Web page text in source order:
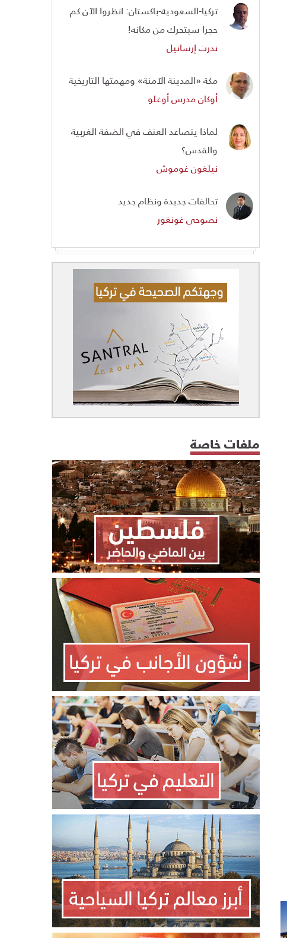
تركيا-السعودية-باكستان: انظروا الآن كم
حجرا سيتحرك من مكانه!
ندرت إرسانيل
مكة «المدينة الآمنة» ومهمتها التاريخية
أوكان مدرس أوغلو
لماذا يتصاعد العنف في الضفة الغربية
والقدس؟
نيلغون غوموش
تحالفات جديدة ونظام جديد
نصوحي غونغور
ملفات خاصة